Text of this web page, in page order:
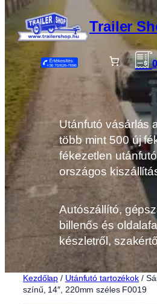
Ugrás
a
tartalomhoz
Trailer
0
Utánfutó vásárlás
több mint 500 új
fékezetlen
országos
Autószállító,
billenős és
készletről,
Kezdőlap / Utánfutó tartozékok /
színű, 14″, 220mm széles F0019